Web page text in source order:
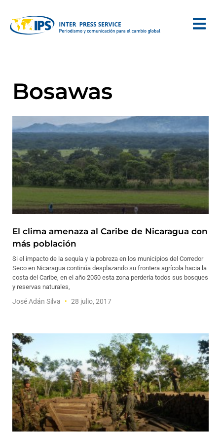
Bosawas
El clima amenaza al Caribe de Nicaragua con
más población
Si el impacto de la sequía y la pobreza en los municipios del Corredor
Seco en Nicaragua continúa desplazando su frontera agrícola hacia la
costa del Caribe, en el año 2050 esta zona perdería todos sus bosques
y reservas naturales,
José Adán Silva 28 julio, 2017